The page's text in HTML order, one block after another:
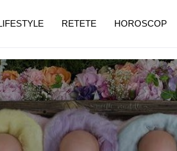
RETETE HOROSCOP
de dureroasă este